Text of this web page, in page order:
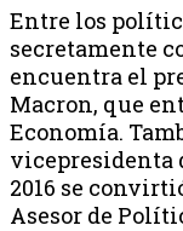
Entre los
secretamente
encuentra el
Macron, que
Economía.
vicepresidenta
2016 se
Asesor de